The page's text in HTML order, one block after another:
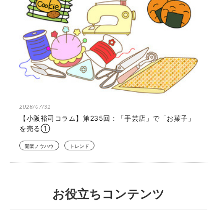
2026/07/31
【小阪裕司コラム】第235回：「手芸店」で「お菓子」
を売る①
開業ノウハウ トレンド
お役立ちコンテンツ